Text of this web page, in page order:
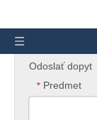
Odoslať dopyt
* Predmet